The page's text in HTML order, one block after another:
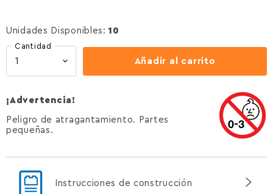
Unidades Disponibles:10
Cantidad
Añadir al carrito
¡Advertencia!
Peligro de atragantamiento. Partes
pequeñas.
Instrucciones de construcción